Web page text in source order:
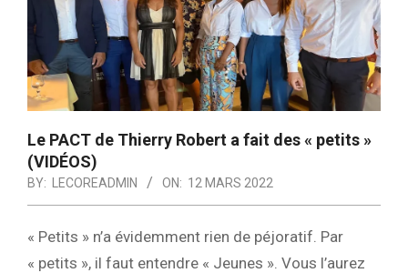
Le PACT de Thierry Robert a fait des « petits »
(VIDÉOS)
BY: LECOREADMIN ON: 12 MARS 2022
« Petits » n’a évidemment rien de péjoratif. Par
« petits », il faut entendre « Jeunes ». Vous l’aurez